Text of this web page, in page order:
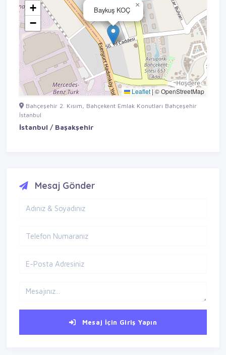
Baykuş KOÇ
×
+
−
Leaflet | © OpenStreetMap
Bahçeşehir 2. Kısım, Bahçekent Emlak Konutları Bahçeşehir
İstanbul
İstanbul / Başakşehir
Mesaj Gönder
Mesaj İçin Giriş Yapın